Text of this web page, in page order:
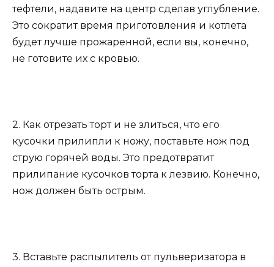
тефтели, надавите на центр сделав углубление.
Это сократит время приготовления и котлета
будет лучше прожаренной, если вы, конечно,
не готовите их с кровью.
2. Как отрезать торт и не злиться, что его
кусочки прилипли к ножу, поставьте нож под
струю горячей воды. Это предотвратит
прилипание кусочков торта к лезвию. Конечно,
нож должен быть острым.
3. Вставьте распылитель от пульверизатора в